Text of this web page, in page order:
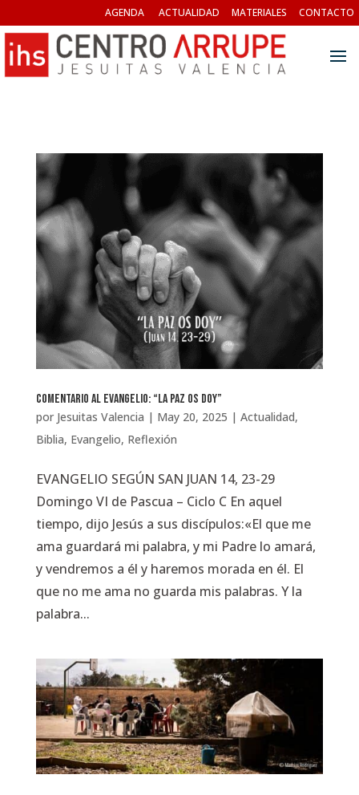
AGENDA ACTUALIDAD MATERIALES CONTACTO
Comentario al Evangelio: “La paz os doy”
por Jesuitas Valencia | May 20, 2025 | Actualidad,
Biblia, Evangelio, Reflexión
EVANGELIO SEGÚN SAN JUAN 14, 23-29
Domingo VI de Pascua – Ciclo C En aquel
tiempo, dijo Jesús a sus discípulos:«El que me
ama guardará mi palabra, y mi Padre lo amará,
y vendremos a él y haremos morada en él. El
que no me ama no guarda mis palabras. Y la
palabra...